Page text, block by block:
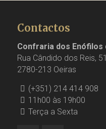
Contactos
Confraria dos Enófilos
Rua Cândido dos Reis, 51
2780-213 Oeiras
(+351) 214 414 908
11h00 às 19h00
Terça a Sexta